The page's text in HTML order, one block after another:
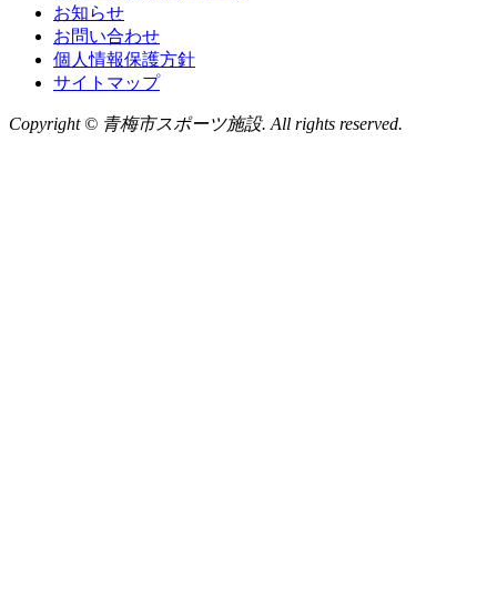
お知らせ
お問い合わせ
個人情報保護方針
サイトマップ
Copyright © 青梅市スポーツ施設. All rights reserved.